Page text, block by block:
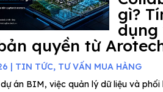
gì?
quyền từ
| TIN TỨC, TƯ VẤN MUA HÀNG
án BIM, việc quản lý dữ liệu và phối